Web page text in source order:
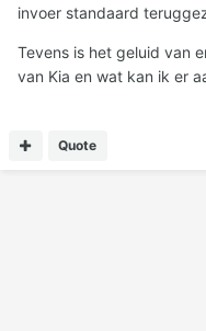
invoer standaard
Tevens is het geluid van
van Kia en wat kan ik er
Quote